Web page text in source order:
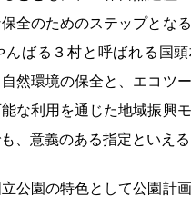
全のためのステップとな
んばる３村と呼ばれる国
然環境の保全と、エコツ
な利用を通じた地域振興
、意義のある指定といえる
公園の特色として公園計